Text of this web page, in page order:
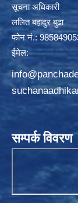
सूचना अधिकारी
ललित बहादुर बुढा
फोन नं.:
ईमेल:
सम्पर्क विवरण